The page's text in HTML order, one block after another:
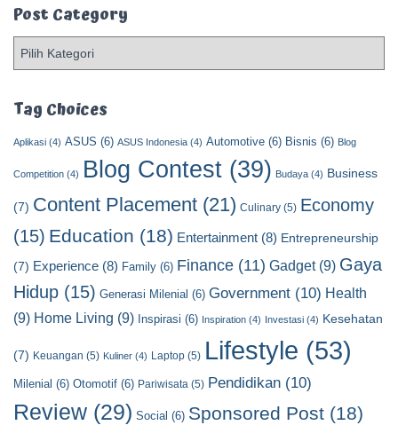
Post Category
t
a
e
g
r
y
Tag Choices
Aplikasi (4) ASUS (6) ASUS Indonesia (4) Automotive (6) Bisnis (6) Blog
Competition (4) Blog Contest (39) Budaya (4) Business
(7) Content Placement (21) Culinary (5) Economy
(15) Education (18) Entertainment (8) Entrepreneurship
(7) Experience (8) Family (6) Finance (11) Gadget(9) Gaya
Hidup (15) Generasi Milenial (6) Government (10) Health
(9) Home Living (9) Inspirasi (6) Inspiration (4) Investasi (4) Kesehatan
(7) Keuangan (5) Kuliner (4) Laptop (5) Lifestyle (53)
Milenial (6) Otomotif (6) Pariwisata (5) Pendidikan (10)
Review (29) Social (6) Sponsored Post (18)